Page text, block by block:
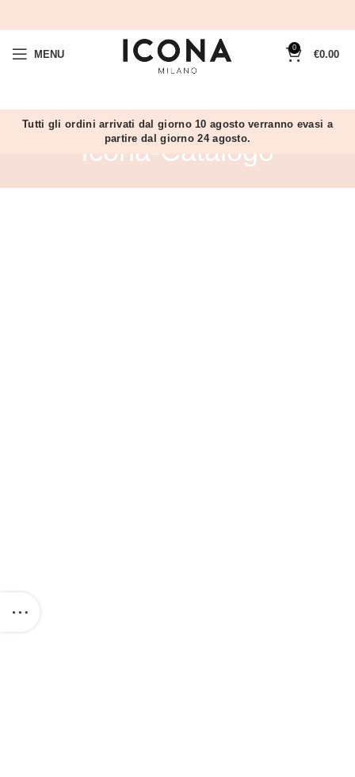
MENU
0
€0.00
Tutti gli ordini arrivati dal giorno 10 agosto verranno evasi a
partire dal giorno 24 agosto.
Icona-Catalogo